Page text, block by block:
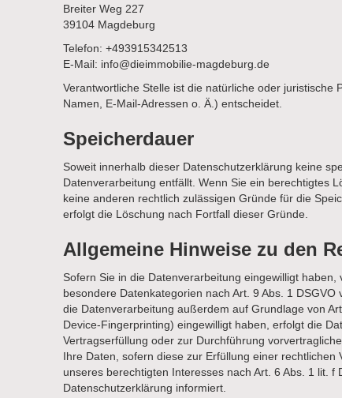
Breiter Weg 227
39104 Magdeburg
Telefon: +493915342513
E-Mail: info@dieimmobilie-magdeburg.de
Verantwortliche Stelle ist die natürliche oder
Namen, E-Mail-Adressen o. Ä.) entscheidet.
Speicherdauer
Soweit innerhalb dieser Datenschutzerklärung keine
Datenverarbeitung entfällt. Wenn Sie ein berechtigtes
keine anderen rechtlich zulässigen Gründe für die
erfolgt die Löschung nach Fortfall dieser Gründe.
Allgemeine Hinweise zu den
Sofern Sie in die Datenverarbeitung eingewilligt
besondere Datenkategorien nach Art. 9 Abs. 1
die Datenverarbeitung außerdem auf Grundlage von
Device-Fingerprinting) eingewilligt haben, erfolgt die
Vertragserfüllung oder zur Durchführung
Ihre Daten, sofern diese zur Erfüllung einer
unseres berechtigten Interesses nach Art. 6 Abs. 1 lit.
Datenschutzerklärung informiert.